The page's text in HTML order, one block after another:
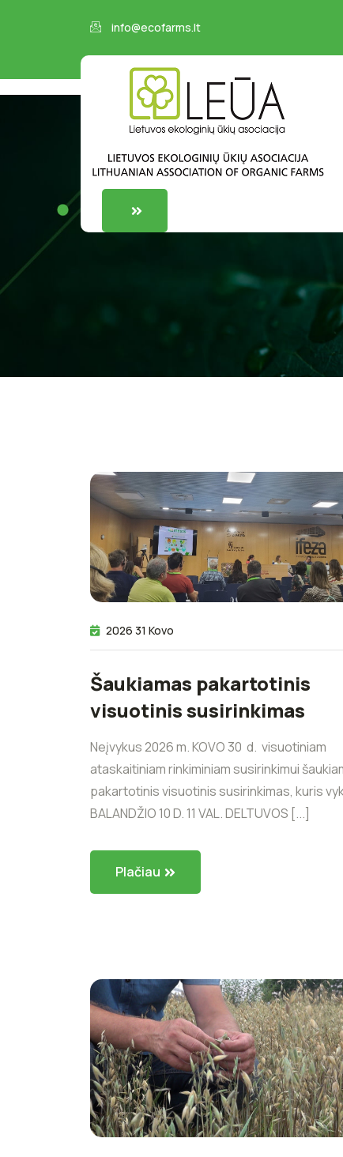
info@ecofarms.lt
2026 31 Kovo
Šaukiamas pakartotinis
visuotinis susirinkimas
Neįvykus 2026 m. KOVO 30 d. visuotiniam
ataskaitiniam rinkiminiam susirinkimui
pakartotinis visuotinis susirinkimas, kuris
BALANDŽIO 10 D. 11 VAL. DELTUVOS [...]
Plačiau